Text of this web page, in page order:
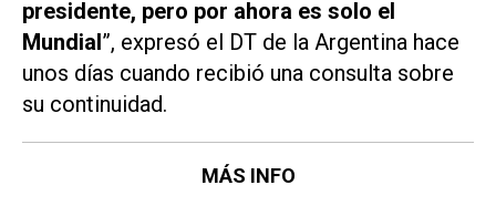
presidente, pero por ahora es solo el
Mundial”, expresó el DT de la Argentina hace
unos días cuando recibió una consulta sobre
su continuidad.
MÁS INFO